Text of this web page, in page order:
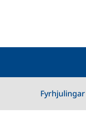
Fyrhjulingar